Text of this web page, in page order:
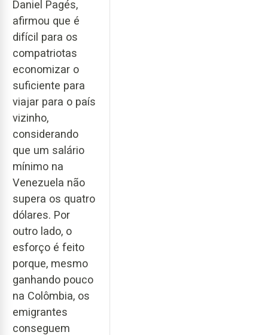
Daniel Pagés,
afirmou que é
difícil para os
compatriotas
economizar o
suficiente para
viajar para o país
vizinho,
considerando
que um salário
mínimo na
Venezuela não
supera os quatro
dólares. Por
outro lado, o
esforço é feito
porque, mesmo
ganhando pouco
na Colômbia, os
emigrantes
conseguem